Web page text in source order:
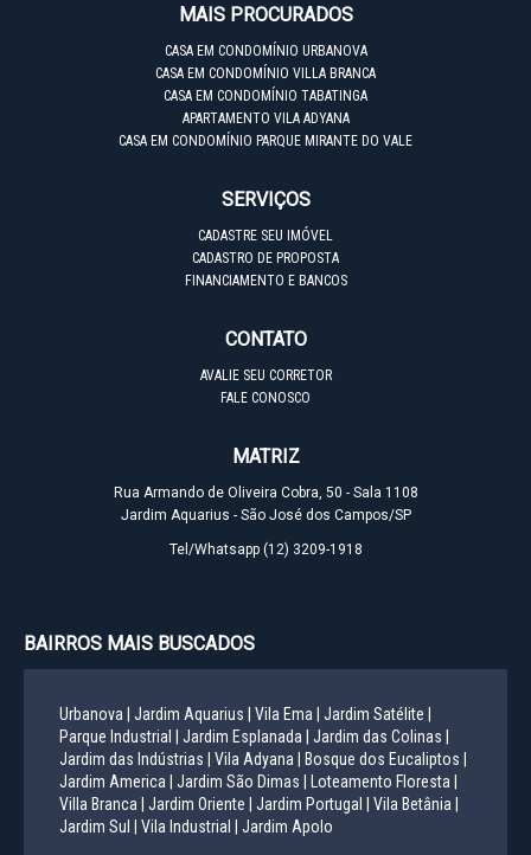
MAIS PROCURADOS
CASA EM CONDOMÍNIO URBANOVA
CASA EM CONDOMÍNIO VILLA BRANCA
CASA EM CONDOMÍNIO TABATINGA
APARTAMENTO VILA ADYANA
CASA EM CONDOMÍNIO PARQUE MIRANTE DO VALE
SERVIÇOS
CADASTRE SEU IMÓVEL
CADASTRO DE PROPOSTA
FINANCIAMENTO E BANCOS
CONTATO
AVALIE SEU CORRETOR
FALE CONOSCO
MATRIZ
Rua Armando de Oliveira Cobra, 50 - Sala 1108
Jardim Aquarius - São José dos Campos/SP
Tel/Whatsapp (12) 3209-1918
BAIRROS MAIS BUSCADOS
Urbanova | Jardim Aquarius | Vila Ema |
Jardim Satélite |
Parque Industrial |
Jardim Esplanada |
Jardim das Colinas |
Jardim das Indústrias |
Vila Adyana |
Bosque dos Eucaliptos |
Jardim America |
Jardim São Dimas |
Loteamento Floresta |
Villa Branca |
Jardim Oriente | Jardim Portugal |
Vila Betânia |
Jardim Sul |
Vila Industrial | Jardim Apolo